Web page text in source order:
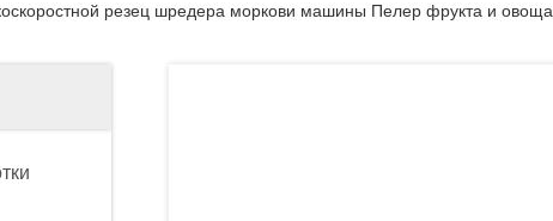
резец шредера моркови машины Пелер фрукта и овоща